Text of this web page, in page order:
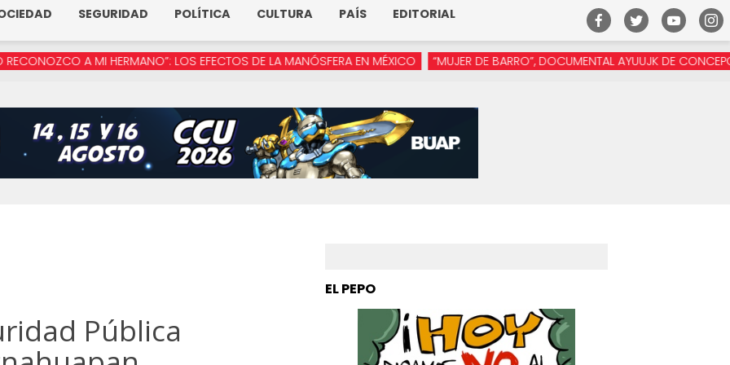
SEGURIDAD POLÍTICA CULTURA PAÍS
EDITORIAL
A MI HERMANO”: LOS EFECTOS DE LA MANÓSFERA EN MÉXICO “MUJER DE BARRO”, DOCUMENTAL AYUUJK DE CONCEPCIÓN
Pública
EL PEPO